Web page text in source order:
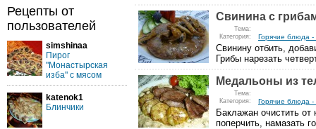
Рецепты от
пользователей
simshinaa
Пирог
"Монастырская
изба" с мясом
katenok1
Блинчики
Свинина с
Тема:
Категория:
Горячие блюда
Свинину отбить,
Грибы нарезать
Медальоны из
Тема:
Категория:
Горячие блюда
Баклажан очистить
поперчить, намазать